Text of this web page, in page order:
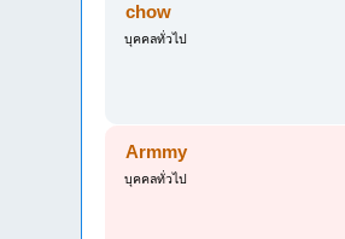
chow
บุคคลทั่วไป
Armmy
บุคคลทั่วไป